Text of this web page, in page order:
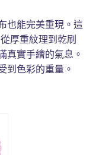
也能完美重現。這
厚重紋理到乾刷
真實手繪的氣息。
到色彩的重量。